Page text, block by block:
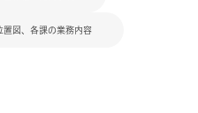
置図、各課の業務内容